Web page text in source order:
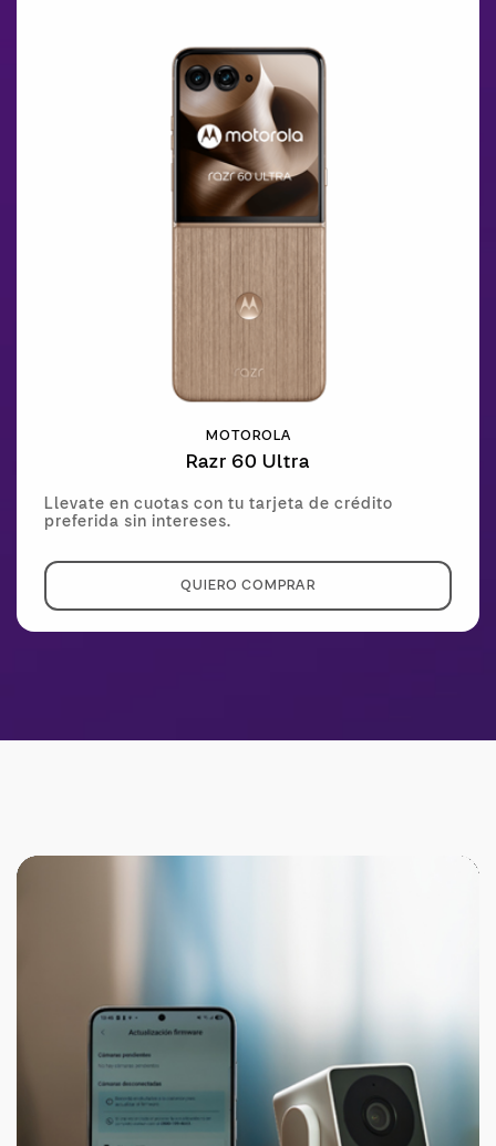
MOTOROLA
Razr 60 Ultra
Llevate en cuotas con tu tarjeta de crédito
preferida sin intereses.
QUIERO COMPRAR